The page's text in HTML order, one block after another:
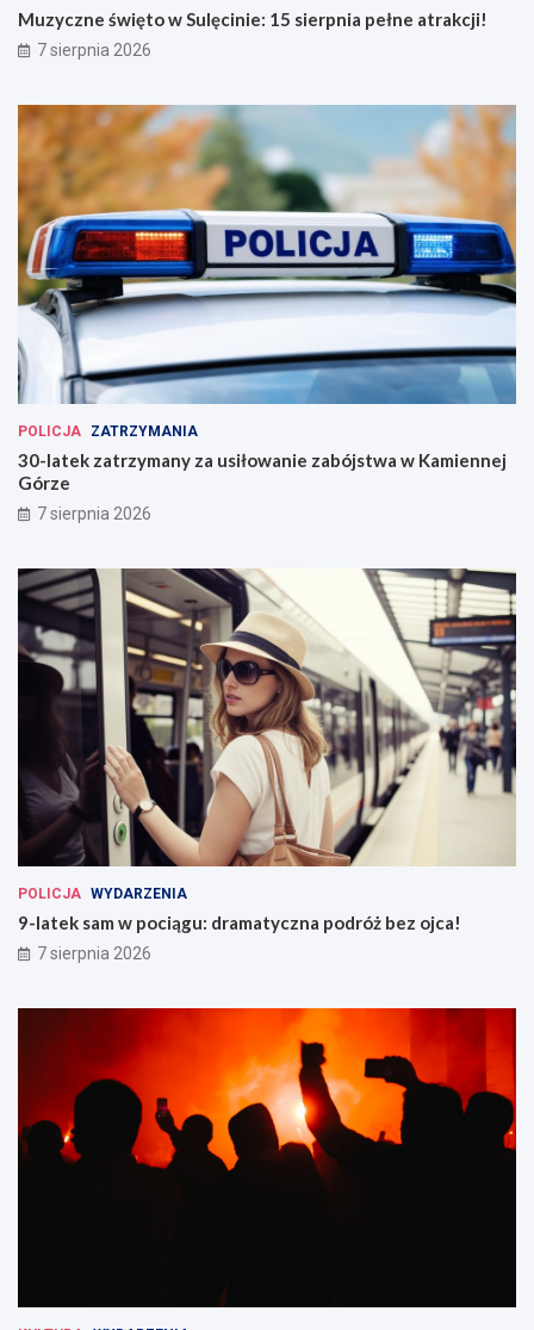
Muzyczne święto w Sulęcinie: 15 sierpnia pełne atrakcji!
7 sierpnia 2026
POLICJA ZATRZYMANIA
30-latek zatrzymany za usiłowanie zabójstwa w Kamiennej
Górze
7 sierpnia 2026
POLICJA WYDARZENIA
9-latek sam w pociągu: dramatyczna podróż bez ojca!
7 sierpnia 2026